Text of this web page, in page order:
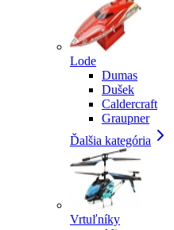
Lode
Dumas
Dušek
Caldercraft
Graupner
Ďalšia kategória
Vrtuľníky